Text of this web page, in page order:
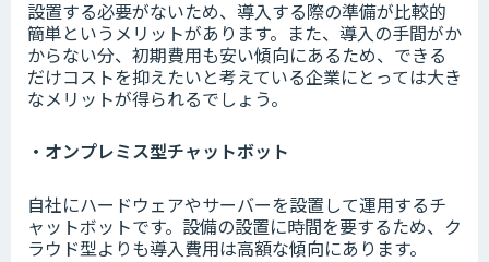
設置する必要がないため、導入する際の準備が比較的
簡単というメリットがあります。また、導入の手間がか
からない分、初期費用も安い傾向にあるため、できる
だけコストを抑えたいと考えている企業にとっては大き
なメリットが得られるでしょう。
・オンプレミス型チャットボット
自社にハードウェアやサーバーを設置して運用するチ
ャットボットです。設備の設置に時間を要するため、ク
ラウド型よりも導入費用は高額な傾向にあります。